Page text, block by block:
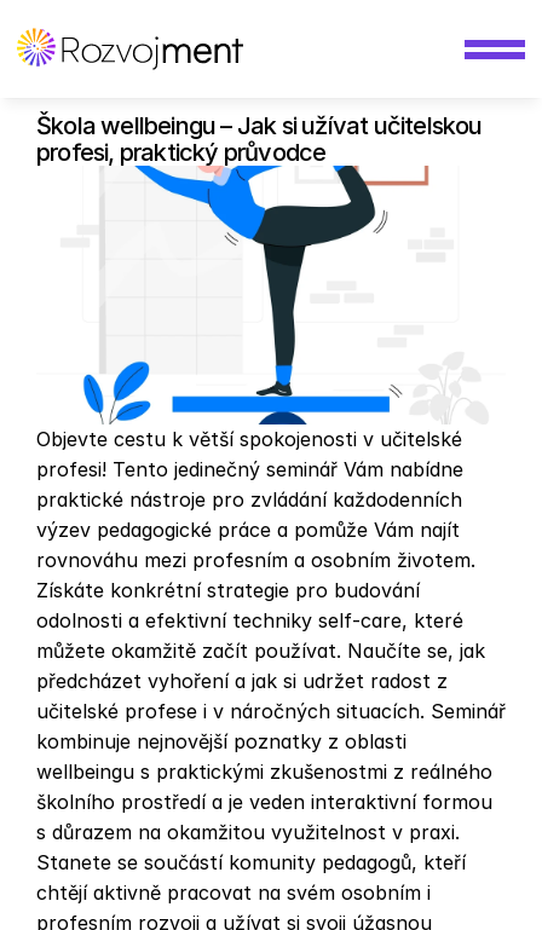
Škola wellbeingu – Jak si užívat učitelskou
profesi, praktický průvodce
Objevte cestu k větší spokojenosti v učitelské
profesi! Tento jedinečný seminář Vám nabídne
praktické nástroje pro zvládání každodenních
výzev pedagogické práce a pomůže Vám najít
rovnováhu mezi profesním a osobním životem.
Získáte konkrétní strategie pro budování
odolnosti a efektivní techniky self-care, které
můžete okamžitě začít používat. Naučíte se, jak
předcházet vyhoření a jak si udržet radost z
učitelské profese i v náročných situacích. Seminář
kombinuje nejnovější poznatky z oblasti
wellbeingu s praktickými zkušenostmi z reálného
školního prostředí a je veden interaktivní formou
s důrazem na okamžitou využitelnost v praxi.
Stanete se součástí komunity pedagogů, kteří
chtějí aktivně pracovat na svém osobním i
profesním rozvoji a užívat si svoji úžasnou